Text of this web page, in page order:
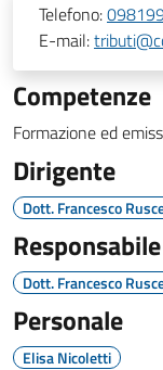
Telefono:
E-mail:
Competenze
Formazione ed
Dirigente
Dott. Francesco
Responsabile
Dott. Francesco
Personale
Elisa Nicoletti